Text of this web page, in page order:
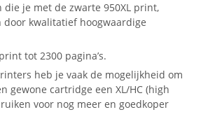
die je met de zwarte 950XL print,
door kwalitatief hoogwaardige
tot 2300 pagina’s.
heb je vaak de mogelijkheid om
gewone cartridge een XL/HC (high
voor nog meer en goedkoper